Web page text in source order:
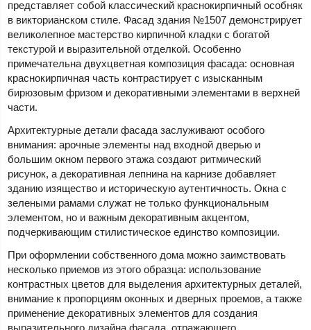
представляет собой классический краснокирпичный особняк
в викторианском стиле. Фасад здания №1507 демонстрирует
великолепное мастерство кирпичной кладки с богатой
текстурой и выразительной отделкой. Особенно
примечательна двухцветная композиция фасада: основная
краснокирпичная часть контрастирует с изысканным
бирюзовым фризом и декоративными элементами в верхней
части.
Архитектурные детали фасада заслуживают особого
внимания: арочные элементы над входной дверью и
большим окном первого этажа создают ритмический
рисунок, а декоративная лепнина на карнизе добавляет
зданию изящество и историческую аутентичность. Окна с
зелеными рамами служат не только функциональным
элементом, но и важным декоративным акцентом,
подчеркивающим стилистическое единство композиции.
При оформлении собственного дома можно заимствовать
несколько приемов из этого образца: использование
контрастных цветов для выделения архитектурных деталей,
внимание к пропорциям оконных и дверных проемов, а также
применение декоративных элементов для создания
выразительного дизайна фасада, отражающего